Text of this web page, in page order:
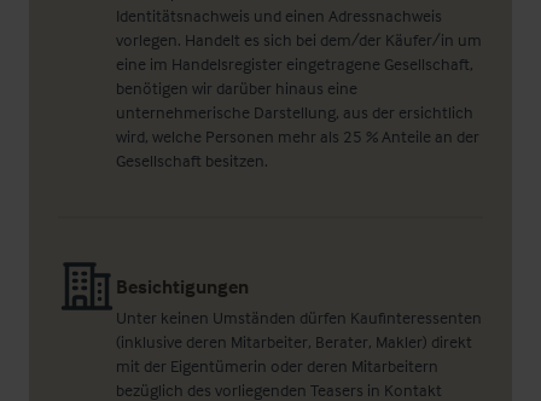
Identitätsnachweis und einen Adressnachweis
vorlegen. Handelt es sich bei dem/der Käufer/in um
eine im Handelsregister eingetragene Gesellschaft,
benötigen wir darüber hinaus eine
unternehmerische Darstellung, aus der ersichtlich
wird, welche Personen mehr als 25 % Anteile an der
Gesellschaft besitzen.
Besichtigungen
Unter keinen Umständen dürfen Kaufinteressenten
(inklusive deren Mitarbeiter, Berater, Makler) direkt
mit der Eigentümerin oder deren Mitarbeitern
bezüglich des vorliegenden Teasers in Kontakt